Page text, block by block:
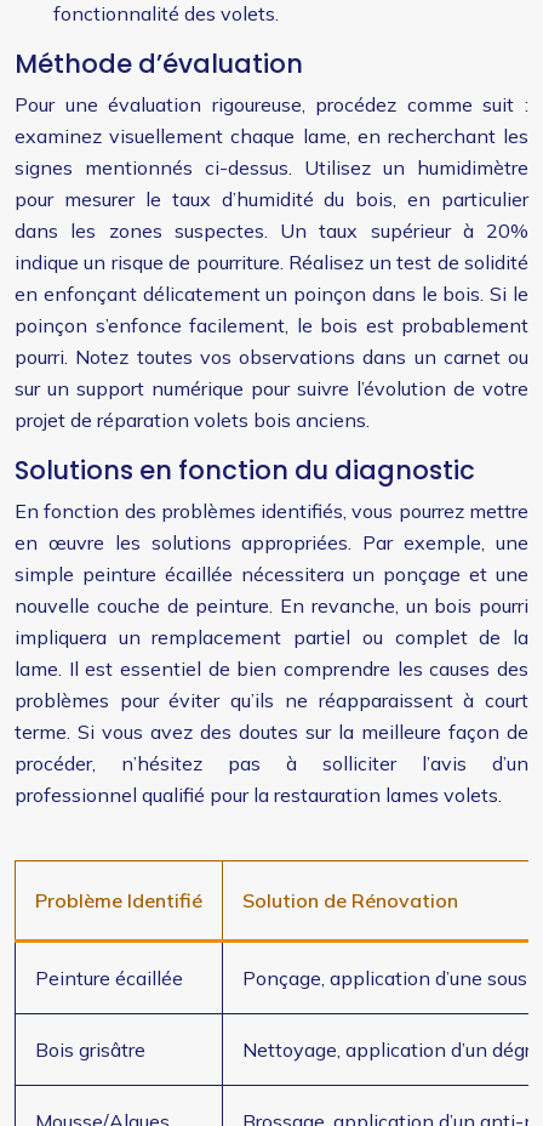
fonctionnalité des volets.
Méthode d’évaluation
Pour une évaluation rigoureuse, procédez comme suit :
examinez visuellement chaque lame, en recherchant les
signes mentionnés ci-dessus. Utilisez un humidimètre
pour mesurer le taux d’humidité du bois, en particulier
dans les zones suspectes. Un taux supérieur à 20%
indique un risque de pourriture. Réalisez un test de solidité
en enfonçant délicatement un poinçon dans le bois. Si le
poinçon s’enfonce facilement, le bois est probablement
pourri. Notez toutes vos observations dans un carnet ou
sur un support numérique pour suivre l’évolution de votre
projet de réparation volets bois anciens.
Solutions en fonction du diagnostic
En fonction des problèmes identifiés, vous pourrez mettre
en œuvre les solutions appropriées. Par exemple, une
simple peinture écaillée nécessitera un ponçage et une
nouvelle couche de peinture. En revanche, un bois pourri
impliquera un remplacement partiel ou complet de la
lame. Il est essentiel de bien comprendre les causes des
problèmes pour éviter qu’ils ne réapparaissent à court
terme. Si vous avez des doutes sur la meilleure façon de
procéder, n’hésitez pas à solliciter l’avis d’un
professionnel qualifié pour la restauration lames volets.
Problème Identifié Solution de Rénovation
Peinture écaillée Ponçage, application d’une
Bois grisâtre Nettoyage, application d’un
Mousse/Algues Brossage, application d’un anti-